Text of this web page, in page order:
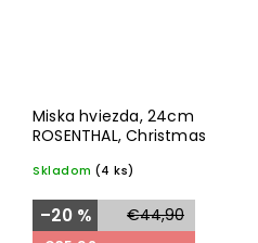
Miska hviezda, 24cm
ROSENTHAL, Christmas
Skladom (4 ks)
€44,90
–20 %